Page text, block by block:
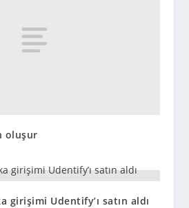
oluşur
girişimi Udentify’ı satın aldı